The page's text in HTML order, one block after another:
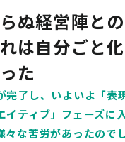
ぬ経営陣と
は自分ごと
た
了し、いよいよ「表
イティブ」フェーズに
々な苦労があったので